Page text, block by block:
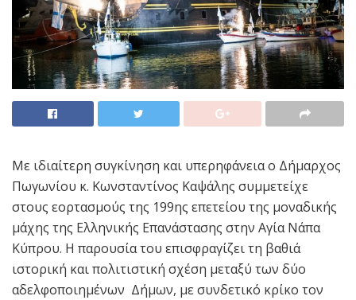
Με ιδιαίτερη συγκίνηση και υπερηφάνεια ο Δήμαρχος
Πωγωνίου κ. Κωνσταντίνος Καψάλης συμμετείχε
στους εορτασμούς της 199ης επετείου της μοναδικής
μάχης της Ελληνικής Επανάστασης στην Αγία Νάπα
Κύπρου. Η παρουσία του επισφραγίζει τη βαθιά
ιστορική και πολιτιστική σχέση μεταξύ των δύο
αδελφοποιημένων Δήμων, με συνδετικό κρίκο τον